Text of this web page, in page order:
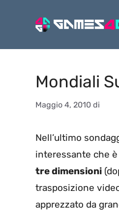
Mondiali
Maggio 4, 2010 di
Nell’ultimo
interessante che
tre dimensioni
trasposizione
apprezzato da